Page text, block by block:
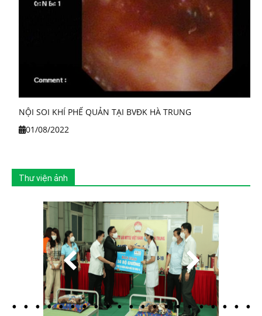
NỘI SOI KHÍ PHẾ QUẢN TẠI BVĐK HÀ TRUNG
01/08/2022
Thư viện ảnh